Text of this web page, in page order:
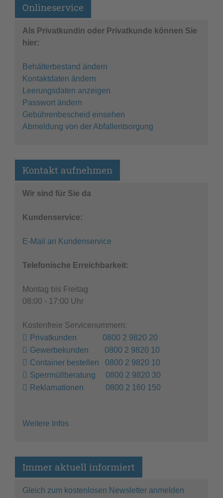
Onlineservice
Als Privatkundin oder Privatkunde können Sie
hier:
Behälterbestand ändern
Kontaktdaten ändern
Leerungsdaten anzeigen
Passwort ändern
Gebührenbescheid einsehen
Abmeldung von der Abfallentsorgung
Kontakt aufnehmen
Wir sind für Sie da
Kundenservice:
E-Mail an Kundenservice
Telefonische Erreichbarkeit:
Montag bis Freitag
08:00 - 17:00 Uhr
Kostenfreie Servicenummern:
Privatkunden 0800 2 9820 20
Gewerbekunden 0800 2 9820 10
Container bestellen 0800 2 9820 10
Sperrmüllberatung 0800 2 9820 30
Reklamationen 0800 2 160 150
Weitere Infos
Immer aktuell informiert
Gleich zum kostenlosen Newsletter anmelden